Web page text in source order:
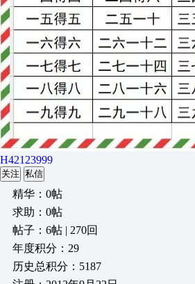
H42123999
关注 私信
精华：0帖
求助：0帖
帖子：6帖 | 270回
年度积分：29
历史总积分：5187